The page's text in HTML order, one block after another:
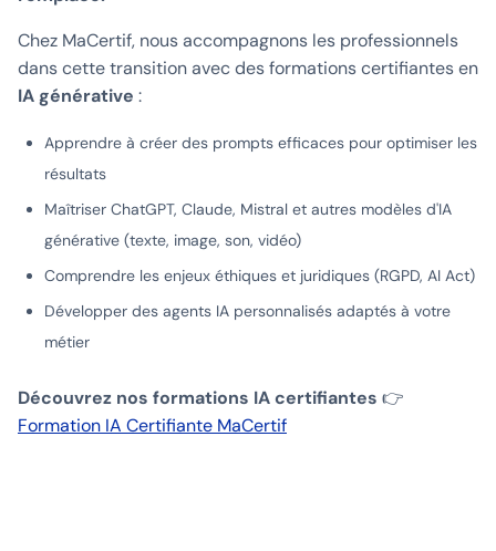
Chez MaCertif, nous accompagnons les professionnels
dans cette transition avec des formations certifiantes en
IA générative :
Apprendre à créer des prompts efficaces pour optimiser les
résultats
Maîtriser ChatGPT, Claude, Mistral et autres modèles d'IA
générative (texte, image, son, vidéo)
Comprendre les enjeux éthiques et juridiques (RGPD, AI Act)
Développer des agents IA personnalisés adaptés à votre
métier
Découvrez nos formations IA certifiantes 👉
Formation IA Certifiante MaCertif